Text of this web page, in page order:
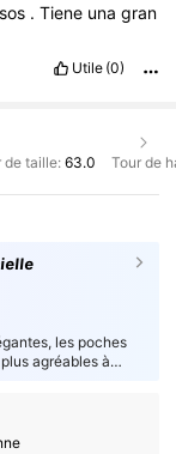
.Tiene unagran
Utile (0)
de taille:63.0 Tour de
les poches
agréables à